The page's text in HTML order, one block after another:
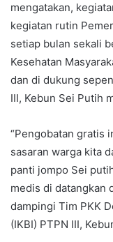
mengatakan,
kegiatan rutin
setiap bulan sekali
Kesehatan
dan di dukung
III, Kebun Sei Putih
“Pengobatan gratis
sasaran warga kita
panti jompo Sei
medis di datangkan
dampingi Tim PKK
(IKBI) PTPN III,